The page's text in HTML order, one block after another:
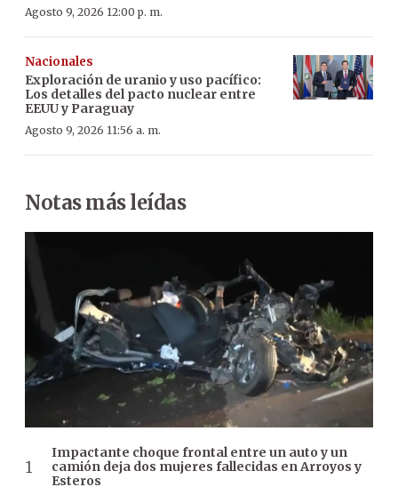
Agosto 9, 2026 12:00 p. m.
Nacionales
Exploración de uranio y uso pacífico:
Los detalles del pacto nuclear entre
EEUU y Paraguay
Agosto 9, 2026 11:56 a. m.
Notas más leídas
Impactante choque frontal entre un auto y un
camión deja dos mujeres fallecidas en Arroyos y
Esteros